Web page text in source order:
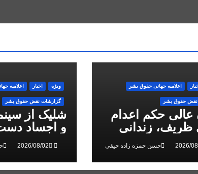
اعلاميه جهانی حقوق بشر
نقض حقوق بشر
عالی حکم اعدام
ظریف، زندانی
ملی، را تایید کرد
حسن حمزه زاده حیقی
ویژه اخبار اعلاميه
گزارشات نقض حقوق بشر
شلیک از
و اجساد
سرکوب
البرز